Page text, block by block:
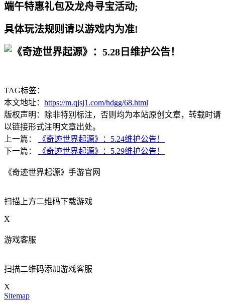
端午特惠礼包及龙舟寻宝活动;
具体玩法规则请以游戏内为准!
TAG标签：
本文地址： https://m.qjsj1.com/hdgg/68.html
版权声明：除非特别标注，否则均为本站原创文章，转载时请
以链接形式注明文章出处。
上一篇：
《奇迹世界起源》：5.24维护公告！
下一篇：
《奇迹世界起源》：5.29维护公告！
《奇迹世界起源》手游官网
扫描上方二维码下载游戏
X
游戏客服
扫描二维码添加游戏客服
X
Sitemap